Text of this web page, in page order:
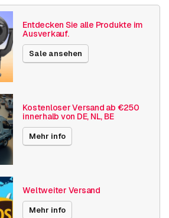
Outdoor Kamera
Tag- und Nacht-Funktion
Lokaler Speicher
31° - 60°
Entdecken Sie alle Produkte im
Ausverkauf.
Sale ansehen
Kostenloser Versand ab €250
innerhalb von DE, NL, BE
Mehr info
Weltweiter Versand
Mehr info